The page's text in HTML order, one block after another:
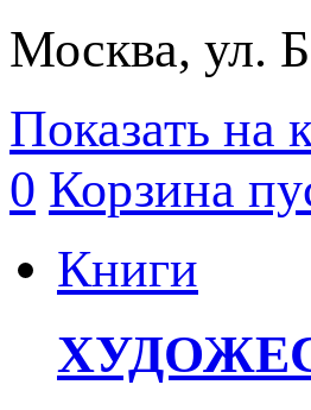
Москва, ул.
Показать на
0 Корзина
Книги